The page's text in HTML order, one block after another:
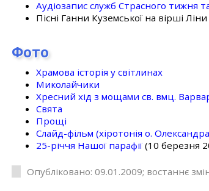
Аудіозапис служб Страсного тижня
Пісні Ганни Куземської на вірші
Фото
Храмова історія у світлинах
Миколайчики
Хресний хід з мощами св. вмц.
Свята
Прощі
Слайд-фільм (хіротонія о.
25-рiччя Нашої парафiї (10 березня
Опубліковано: 09.01.2009; востаннє